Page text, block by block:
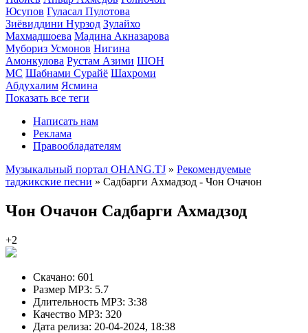
Юсупов Гуласал Пулотова
Зиёвиддини Нурзод Зулайхо
Махмадшоева Мадина Акназарова
Мубориз Усмонов Нигина
Амонкулова Рустам Азими ШОН
МС Шабнами Сурайё Шахроми
Абдухалим Ясмина
Показать все теги
Написать нам
Реклама
Правообладателям
Музыкальный портал OHANG.TJ » Рекомендуемые
таджикские песни » Садбарги Ахмадзод - Чон Очачон
Чон Очачон Садбарги Ахмадзод
+2
Скачано: 601
Размер MP3: 5.7
Длительность MP3: 3:38
Качество MP3: 320
Дата релиза: 20-04-2024, 18:38